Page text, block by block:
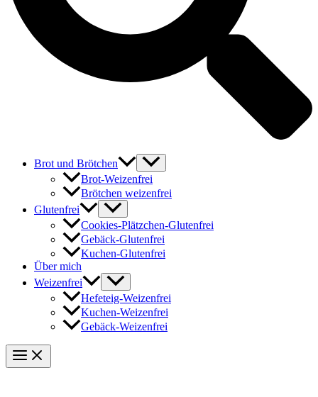
Brot und Brötchen
Brot-Weizenfrei
Brötchen weizenfrei
Glutenfrei
Cookies-Plätzchen-Glutenfrei
Gebäck-Glutenfrei
Kuchen-Glutenfrei
Über mich
Weizenfrei
Hefeteig-Weizenfrei
Kuchen-Weizenfrei
Gebäck-Weizenfrei